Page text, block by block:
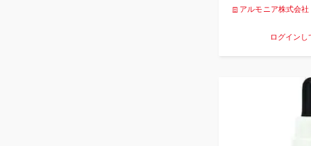
アルモニア株式会社
ログイン